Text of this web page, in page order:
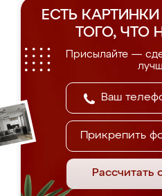
ЕСТЬ
ТОГО, ЧТО
Присылайте —
Прикрепить
Рассчитать